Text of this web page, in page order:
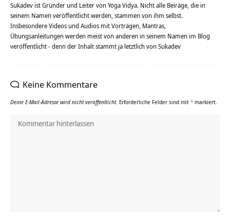
Sukadev ist Gründer und Leiter von Yoga Vidya. Nicht alle Beiräge, die in
seinem Namen veröffentlicht werden, stammen von ihm selbst.
Insbesondere Videos und Audios mit Vorträgen, Mantras,
Übungsanleitungen werden meist von anderen in seinem Namen im Blog
veröffentlicht - denn der Inhalt stammt ja letztlich von Sukadev
Keine Kommentare
Deine E-Mail-Adresse wird nicht veröffentlicht. Erforderliche Felder sind mit * markiert.